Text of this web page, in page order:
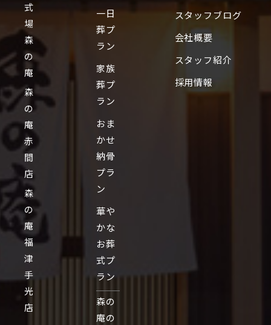
式
場
森
の
庵
森
の
庵
赤
間
店
森
の
庵
福
津
手
光
店
一日
葬プ
ラン
家族
葬プ
ラン
おま
かせ
納骨
プラ
ン
華や
かな
お葬
式プ
ラン
森の
庵の
スタッフブログ
会社概要
スタッフ紹介
採用情報